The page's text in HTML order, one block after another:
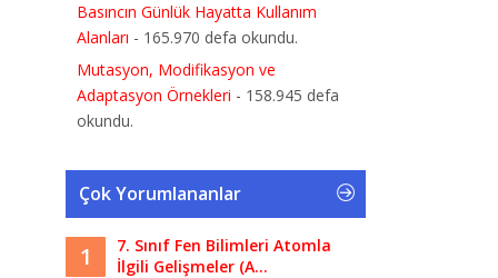
Basıncın Günlük Hayatta Kullanım
Alanları - 165.970 defa okundu.
Mutasyon, Modifikasyon ve
Adaptasyon Örnekleri - 158.945 defa
okundu.
Çok Yorumlananlar
1
7. Sınıf Fen Bilimleri Atomla
İlgili Gelişmeler (A...